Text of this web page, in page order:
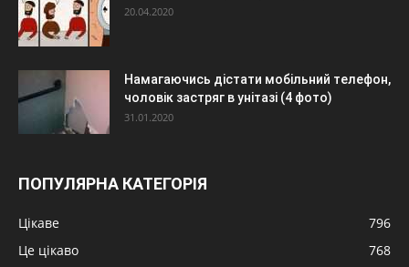
20.04.2020
Намагаючись дістати мобільний телефон,
чоловік застряг в унітазі (4 фото)
31.01.2020
ПОПУЛЯРНА КАТЕГОРІЯ
Цікаве
796
Це цікаво
768